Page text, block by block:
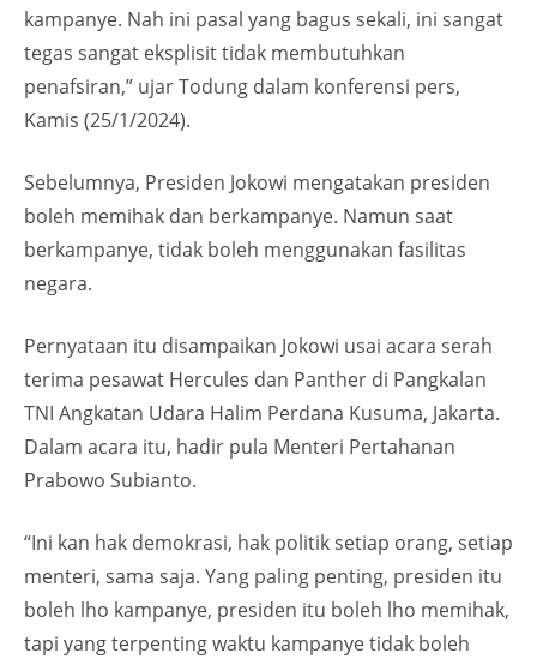
kampanye. Nah ini pasal yang bagus sekali, ini sangat
tegas sangat eksplisit tidak membutuhkan
penafsiran,” ujar Todung dalam konferensi pers,
Kamis (25/1/2024).
Sebelumnya, Presiden Jokowi mengatakan presiden
boleh memihak dan berkampanye. Namun saat
berkampanye, tidak boleh menggunakan fasilitas
negara.
Pernyataan itu disampaikan Jokowi usai acara serah
terima pesawat Hercules dan Panther di Pangkalan
TNI Angkatan Udara Halim Perdana Kusuma, Jakarta.
Dalam acara itu, hadir pula Menteri Pertahanan
Prabowo Subianto.
“Ini kan hak demokrasi, hak politik setiap orang, setiap
menteri, sama saja. Yang paling penting, presiden itu
boleh lho kampanye, presiden itu boleh lho memihak,
tapi yang terpenting waktu kampanye tidak boleh